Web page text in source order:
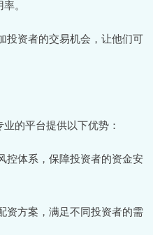
。
投资者的交易机会，让他们可
的平台提供以下优势：
控体系，保障投资者的资金安
资方案，满足不同投资者的需